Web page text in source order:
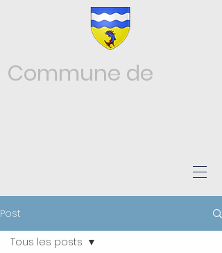
Commune de
Post
Tous les posts